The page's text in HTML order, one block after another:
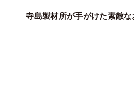
寺島製材所が手がけた素敵